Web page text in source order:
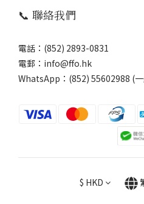
📞 聯絡我們
電話：(852) 2893-0831
電郵：info@ffo.hk
WhatsApp： (852) 55602988 (
$ HKD